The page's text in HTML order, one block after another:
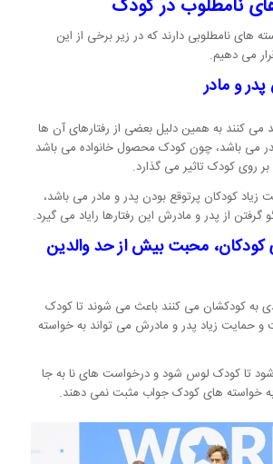
نامطلوب در کودک
های نامطلوبی دارند که در زیر برخی از این
می دهیم.
و مادر
می کنند به همین دلیل بعضی از رفتارهای آن ها
پدر می باشد، چون کودک محصول خانواده می باشد
روی کودک تاثیر می گذارد.
زیاد کودکان پرتوقع بودن پدر و مادر می باشد،
گرفتن از پدر و مادرش این رفتارها رایاد می گیرد.
کودکان، محبت بیش از حد والدین
به کودکشان می کنند باعث می شوند تا کودک
و حمایت زیاد پدر و مادرش می تواند به خواسته
تا کودک لوس شود و درخواست های نا به جا
به خواسته های کودک جواب مثبت نمی دهند.